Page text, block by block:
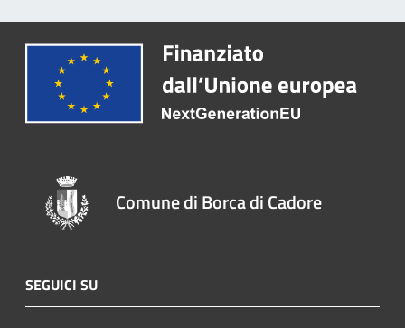
Comune di Borca di Cadore
SEGUICI SU